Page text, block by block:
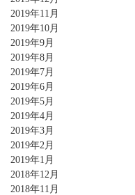
2019年11月
2019年10月
2019年9月
2019年8月
2019年7月
2019年6月
2019年5月
2019年4月
2019年3月
2019年2月
2019年1月
2018年12月
2018年11月